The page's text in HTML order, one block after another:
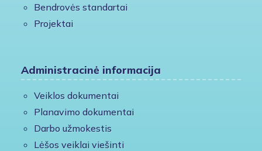
Bendrovės standartai
Projektai
Administracinė informacija
Veiklos dokumentai
Planavimo dokumentai
Darbo užmokestis
Lėšos veiklai viešinti